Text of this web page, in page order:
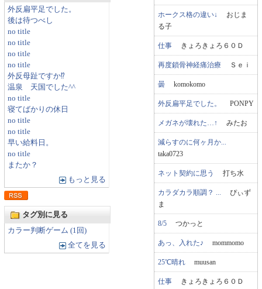
外反扁平足でした。
後は待つべし
no title
no title
no title
no title
外反母趾ですか⁉
温泉 天国でした^^
no title
寝てばかりの休日
no title
no title
早い給料日。
no title
またか？
もっと見る
タグ別に見る
カラー判断ゲーム (1回)
全てを見る
ホークス格の違い↓ おじま
る子
仕事 きょろきょろ６０Ｄ
再度鎖骨神経痛治療 Ｓｅｉ
曇 komokomo
外反扁平足でした。 PONPY
メガネが壊れた…↑ みたお
減らすのに何ヶ月か...
taka0723
ネット契約に思う 打ち水
カラダカラ順調？ ...
ぴぃず
ま
8/5 つかっと
あっ、入れた♪ mommomo
25℃晴れ muusan
仕事 きょろきょろ６０Ｄ